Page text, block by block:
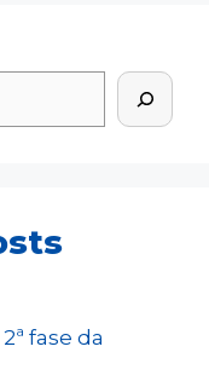
fase da